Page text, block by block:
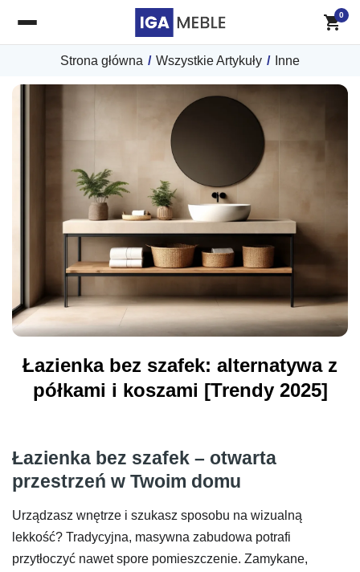
Strona główna / Wszystkie Artykuły / Inne
Łazienka bez szafek: alternatywa z
półkami i koszami [Trendy 2025]
Łazienka bez szafek – otwarta
przestrzeń w Twoim domu
Urządzasz wnętrze i szukasz sposobu na wizualną
lekkość? Tradycyjna, masywna zabudowa potrafi
przytłoczyć nawet spore pomieszczenie. Zamykane,
0